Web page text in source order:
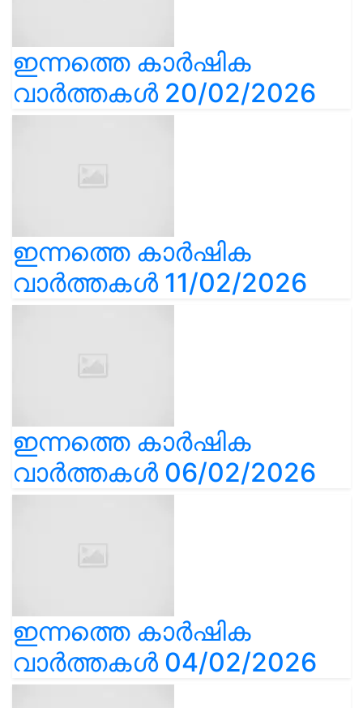
ഇന്നത്തെ കാർഷിക
വാർത്തകൾ 20/02/2026
ഇന്നത്തെ കാർഷിക
വാർത്തകൾ 11/02/2026
ഇന്നത്തെ കാർഷിക
വാർത്തകൾ 06/02/2026
ഇന്നത്തെ കാർഷിക
വാർത്തകൾ 04/02/2026